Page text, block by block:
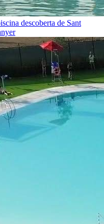
descoberta de Sant